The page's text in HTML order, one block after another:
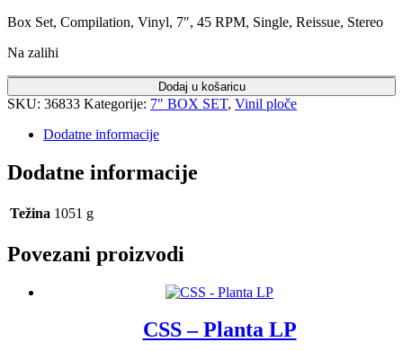
Box Set, Compilation, Vinyl, 7″, 45 RPM, Single, Reissue, Stereo
Na zalihi
Dodaj u košaricu
SKU: 36833 Kategorije: 7" BOX SET, Vinil ploče
Dodatne informacije
Dodatne informacije
Težina 1051 g
Povezani proizvodi
CSS – Planta LP